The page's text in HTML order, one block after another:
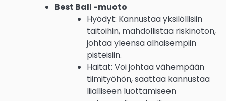
Best Ball -muoto
Hyödyt: Kannustaa yksilöllisiin
taitoihin, mahdollistaa riskinoton,
johtaa yleensä alhaisempiin
pisteisiin.
Haitat: Voi johtaa vähempään
tiimityöhön, saattaa kannustaa
liialliseen luottamiseen